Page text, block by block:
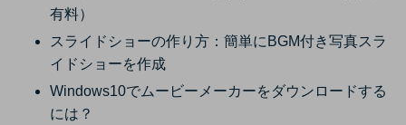
有料）
スライドショーの作り方：簡単にBGM付き写真スラ
イドショーを作成
Windows10でムービーメーカーをダウンロードする
には？